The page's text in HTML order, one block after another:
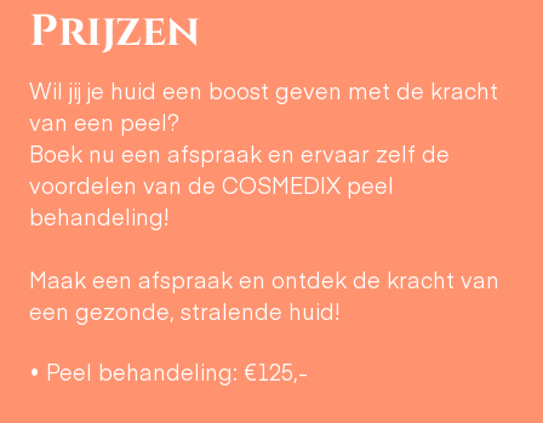
Prijzen
Wil jij je huid een boost geven met de kracht
van een peel?
Boek nu een afspraak en ervaar zelf de
voordelen van de COSMEDIX peel
behandeling!
Maak een afspraak en ontdek de kracht van
een gezonde, stralende huid!
• Peel behandeling: €125,-